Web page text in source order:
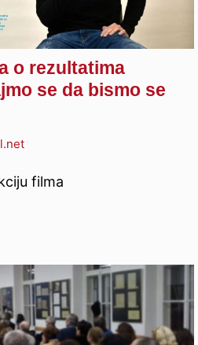
o rezultatima
se da bismo se
filma